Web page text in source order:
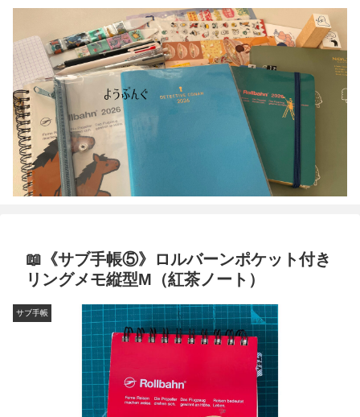
📖《サブ手帳⑤》ロルバーンポケット付き
リングメモ縦型M（紅茶ノート）
サブ手帳